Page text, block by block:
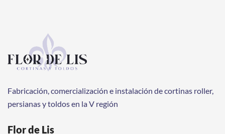
Fabricación, comercialización e instalación de cortinas roller,
persianas y toldos en la V región
Flor de Lis